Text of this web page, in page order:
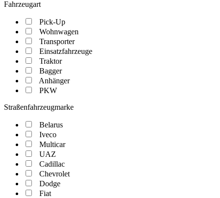
Fahrzeugart
Pick-Up
Wohnwagen
Transporter
Einsatzfahrzeuge
Traktor
Bagger
Anhänger
PKW
Straßenfahrzeugmarke
Belarus
Iveco
Multicar
UAZ
Cadillac
Chevrolet
Dodge
Fiat